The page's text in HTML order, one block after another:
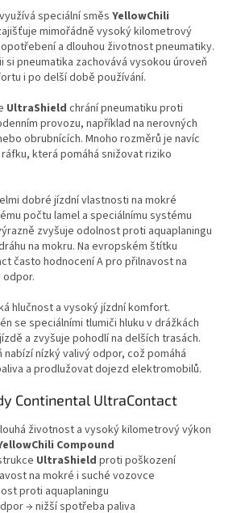
speciální směs YellowChili
mimořádně vysoký kilometrový
a dlouhou životnost pneumatiky.
pneumatika zachovává vysokou úroveň
i po delší době používání.
UltraShield chrání pneumatiku proti
provozu, například na nerovných
obrubnících. Mnoho rozměrů je navíc
která pomáhá snižovat riziko
dobré jízdní vlastnosti na mokré
počtu lamel a speciálnímu systému
zvyšuje odolnost proti aquaplaningu
na mokru. Na evropském štítku
často hodnocení A pro přilnavost na
odpor.
hlučnost a vysoký jízdní komfort.
se speciálními tlumiči hluku v drážkách
a zvyšuje pohodlí na delších trasách.
nabízí nízký valivý odpor, což pomáhá
a prodlužovat dojezd elektromobilů.
Continental UltraContact
životnost a vysoký kilometrový výkon
Compound
UltraShield proti poškození
na mokré i suché vozovce
proti aquaplaningu
→ nižší spotřeba paliva